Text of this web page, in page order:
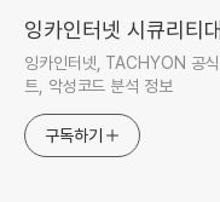
잉카인터넷 시큐리티
잉카인터넷, TACHYON 공
트, 악성코드 분석 정보
구독하기